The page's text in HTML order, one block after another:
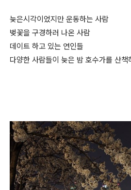
늦은시각이었지만 운동하는 사람
벚꽃을 구경하러 나온 사람
데이트 하고 있는 연인들
다양한 사람들이 늦은 밤 호수가를 산책